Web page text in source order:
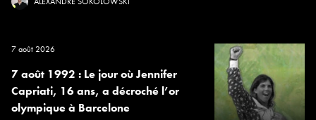
7 août 2026
7 août 1992 : Le jour où Jennifer
Capriati, 16 ans, a décroché l’or
olympique à Barcelone